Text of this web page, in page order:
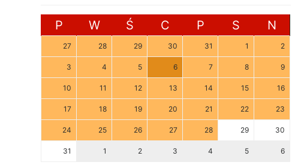
P W Ś C P S N
27 28 29 30 31 1 2
3 4 5 6 7 8 9
10 11 12 13 14 15 16
17 18 19 20 21 22 23
24 25 26 27 28 29 30
31 1 2 3 4 5 6